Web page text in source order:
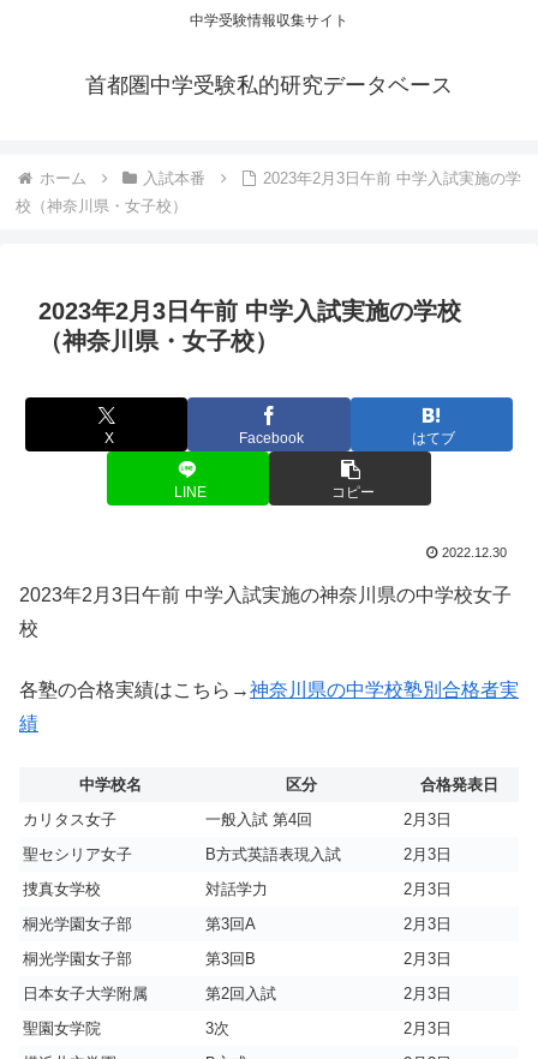
中学受験情報収集サイト
首都圏中学受験私的研究データベース
ホーム 入試本番
2023年2月3日午前 中学入試実施の学
校（神奈川県・女子校）
2023年2月3日午前 中学入試実施の学校
（神奈川県・女子校）
X Facebook はてブ
LINE コピー
2022.12.30
2023年2月3日午前 中学入試実施の神奈川県の中学校女子
校
各塾の合格実績はこちら→神奈川県の中学校塾別合格者実
績
中学校名 区分
合格発表日
カリタス女子
一般入試 第4回
2月3日
聖セシリア女子
B方式英語表現入試
2月3日
捜真女学校
対話学力
2月3日
桐光学園女子部
第3回A
2月3日
桐光学園女子部
第3回B
2月3日
日本女子大学附属
第2回入試
2月3日
聖園女学院
3次
2月3日